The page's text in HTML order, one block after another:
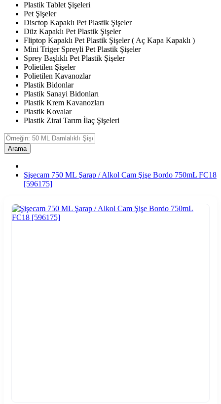
Plastik Tablet Şişeleri
Pet Şişeler
Disctop Kapaklı Pet Plastik Şişeler
Düz Kapaklı Pet Plastik Şişeler
Fliptop Kapaklı Pet Plastik Şişeler ( Aç Kapa Kapaklı )
Mini Triger Spreyli Pet Plastik Şişeler
Sprey Başlıklı Pet Plastik Şişeler
Polietilen Şişeler
Polietilen Kavanozlar
Plastik Bidonlar
Plastik Sanayi Bidonları
Plastik Krem Kavanozları
Plastik Kovalar
Plastik Zirai Tarım İlaç Şişeleri
Arama
Şişecam 750 ML Şarap / Alkol Cam Şişe Bordo 750mL FC18
[596175]